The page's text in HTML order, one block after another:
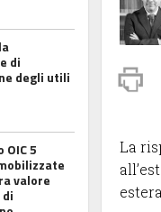
di
degli utili
OIC 5
valore
La